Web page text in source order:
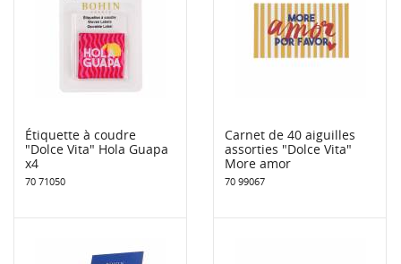
Étiquette à coudre
"Dolce Vita" Hola Guapa
x4
70 71050
Carnet de 40 aiguilles
assorties "Dolce Vita"
More amor
70 99067